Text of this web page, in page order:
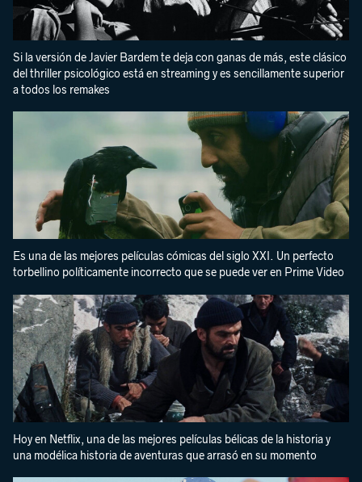
Si la versión de Javier Bardem te deja con ganas de más, este clásico
del thriller psicológico está en streaming y es sencillamente superior
a todos los remakes
Es una de las mejores películas cómicas del siglo XXI. Un perfecto
torbellino políticamente incorrecto que se puede ver en Prime Video
Hoy en Netflix, una de las mejores películas bélicas de la historia y
una modélica historia de aventuras que arrasó en su momento